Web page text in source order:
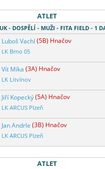
ATLET
- DOSPĚLÍ - MUŽI - FITA FIELD - 1
Luboš Vachl (5B) Hnačov
LK Brno 05
Vít Míka (3A) Hnačov
LK Litvínov
Jiří Kopecký(5A) Hnačov
LK ARCUS Plzeň
Jan Andrle (3B) Hnačov
LK ARCUS Plzeň
ATLET